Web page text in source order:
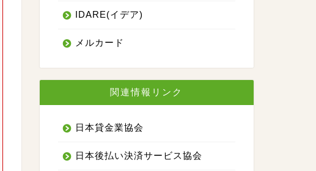
IDARE(イデア)
メルカード
関連情報リンク
日本貸金業協会
日本後払い決済サービス協会